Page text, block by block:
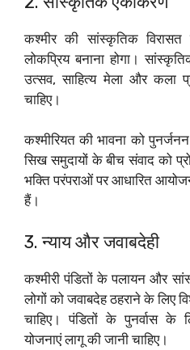
कश्मीर की सांस्कृतिक
लोकप्रिय बनाना होगा।
उत्सव, साहित्य मेला और कला
चाहिए।
कश्मीरियत की भावना को
सिख समुदायों के बीच संवाद को
भक्ति परंपराओं पर आधारित
हैं।
3. न्याय और जवाबदेही
कश्मीरी पंडितों के पलायन और
लोगों को जवाबदेह ठहराने के लिए
चाहिए। पंडितों के पुनर्वास के
योजनाएं लागू की जानी चाहिए।